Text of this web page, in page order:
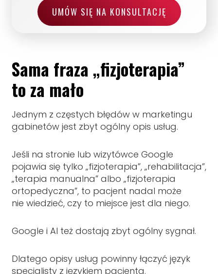
UMÓW SIĘ NA KONSULTACJĘ
Sama fraza „fizjoterapia”
to za mało
Jednym z częstych błędów w marketingu
gabinetów jest zbyt ogólny opis usług.
Jeśli na stronie lub wizytówce Google
pojawia się tylko „fizjoterapia”, „rehabilitacja”,
„terapia manualna” albo „fizjoterapia
ortopedyczna”, to pacjent nadal może
nie wiedzieć, czy to miejsce jest dla niego.
Google i AI też dostają zbyt ogólny sygnał.
Dlatego opisy usług powinny łączyć język
specjalisty z językiem pacjenta.